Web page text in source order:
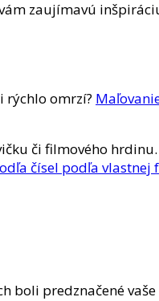
zaujímavú
rýchlo omrzí?
či filmového
čísel podľa vlastnej
boli predznačené